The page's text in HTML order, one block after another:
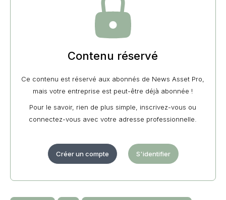
Contenu réservé
Ce contenu est réservé aux abonnés de News Asset Pro,
mais votre entreprise est peut-être déjà abonnée !
Pour le savoir, rien de plus simple, inscrivez-vous ou
connectez-vous avec votre adresse professionnelle.
Créer un compte S'identifier